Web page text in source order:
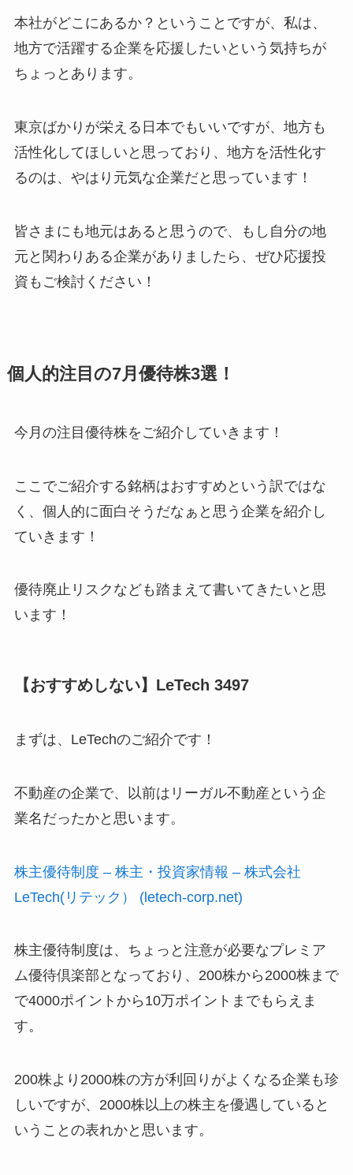
本社がどこにあるか？ということですが、私は、
地方で活躍する企業を応援したいという気持ちが
ちょっとあります。
東京ばかりが栄える日本でもいいですが、地方も
活性化してほしいと思っており、地方を活性化す
るのは、やはり元気な企業だと思っています！
皆さまにも地元はあると思うので、もし自分の地
元と関わりある企業がありましたら、ぜひ応援投
資もご検討ください！
個人的注目の7月優待株3選！
今月の注目優待株をご紹介していきます！
ここでご紹介する銘柄はおすすめという訳ではな
く、個人的に面白そうだなぁと思う企業を紹介し
ていきます！
優待廃止リスクなども踏まえて書いてきたいと思
います！
【おすすめしない】LeTech 3497
まずは、LeTechのご紹介です！
不動産の企業で、以前はリーガル不動産という企
業名だったかと思います。
株主優待制度 – 株主・投資家情報 – 株式会社
LeTech(リテック） (letech-corp.net)
株主優待制度は、ちょっと注意が必要なプレミア
ム優待倶楽部となっており、200株から2000株まで
で4000ポイントから10万ポイントまでもらえま
す。
200株より2000株の方が利回りがよくなる企業も珍
しいですが、2000株以上の株主を優遇していると
いうことの表れかと思います。